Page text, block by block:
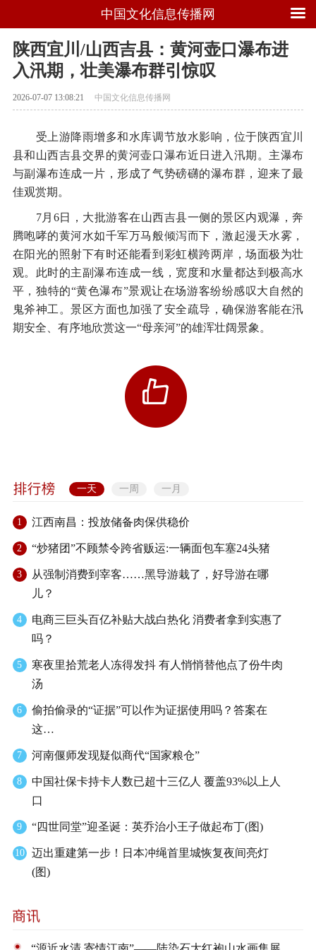
中国文化信息传播网
陕西宜川/山西吉县：黄河壶口瀑布进
入汛期，壮美瀑布群引惊叹
2026-07-07 13:08:21 中国文化信息传播网
受上游降雨增多和水库调节放水影响，位于陕西宜川
县和山西吉县交界的黄河壶口瀑布近日进入汛期。主瀑布
与副瀑布连成一片，形成了气势磅礴的瀑布群，迎来了最
佳观赏期。
7月6日，大批游客在山西吉县一侧的景区内观瀑，奔
腾咆哮的黄河水如千军万马般倾泻而下，激起漫天水雾，
在阳光的照射下有时还能看到彩虹横跨两岸，场面极为壮
观。此时的主副瀑布连成一线，宽度和水量都达到极高水
平，独特的“黄色瀑布”景观让在场游客纷纷感叹大自然的
鬼斧神工。景区方面也加强了安全疏导，确保游客能在汛
期安全、有序地欣赏这一“母亲河”的雄浑壮阔景象。
一天 一周 一月
1 江西南昌：投放储备肉保供稳价
2 “炒猪团”不顾禁令跨省贩运:一辆面包车塞24头猪
3
从强制消费到宰客……黑导游栽了，好导游在哪
儿？
4
电商三巨头百亿补贴大战白热化 消费者拿到实惠了
吗？
5
寒夜里拾荒老人冻得发抖 有人悄悄替他点了份牛肉
汤
6
偷拍偷录的“证据”可以作为证据使用吗？答案在
这…
7 河南偃师发现疑似商代“国家粮仓”
8
中国社保卡持卡人数已超十三亿人 覆盖93%以上人
口
9 “四世同堂”迎圣诞：英乔治小王子做起布丁(图)
10
迈出重建第一步！日本冲绳首里城恢复夜间亮灯
(图)